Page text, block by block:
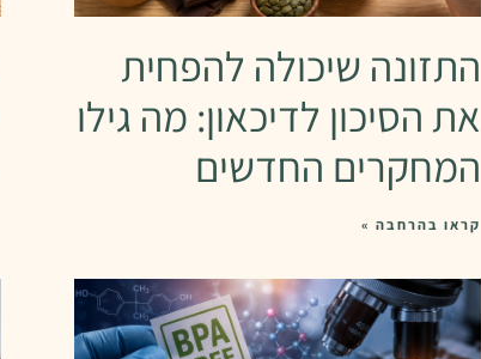
התזונה שיכולה להפחית
את הסיכון לדיכאון: מה גילו
המחקרים החדשים
קראו בהרחבה »